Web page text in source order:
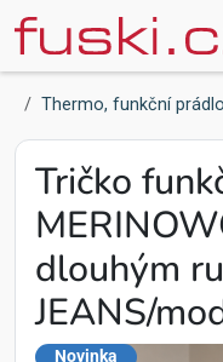
Fuski BOMA
Thermo, funkční prádlo
Tričko
dlouhým
JEANS/
Novinka